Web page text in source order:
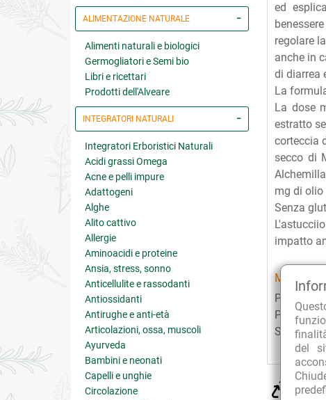
del
ALIMENTAZIONE NATURALE
Alimenti naturali e biologici
Germogliatori e Semi bio
Libri e ricettari
Prodotti dell'Alveare
INTEGRATORI NATURALI
Integratori Erboristici Naturali
Acidi grassi Omega
Acne e pelli impure
Adattogeni
Alghe
Alito cattivo
Allergie
Aminoacidi e proteine
Ansia, stress, sonno
Anticellulite e rassodanti
Antiossidanti
Antirughe e anti-età
Articolazioni, ossa, muscoli
Ayurveda
Bambini e neonati
Capelli e unghie
Circolazione
ed
regolare
anche in
di diarrea
La
La dose
estratto
corteccia
secco di
mg di olio
Senza
impatto
Per gli
Per i
Si
solo